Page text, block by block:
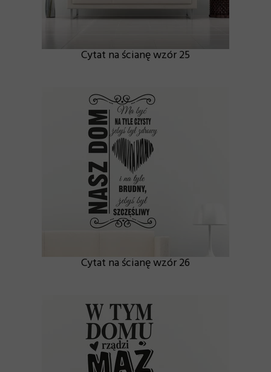
Cytat na ścianę wzór 25
Cytat na ścianę wzór 26